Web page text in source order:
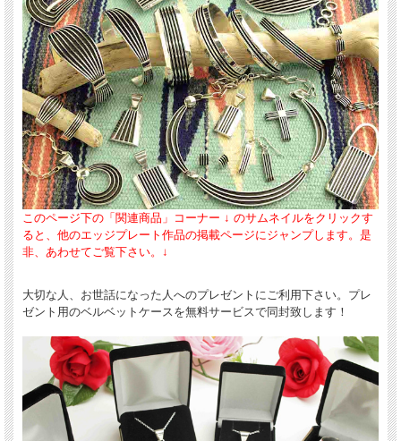
このページ下の「関連商品」コーナー ↓ のサムネイルをクリックす
ると、他のエッジプレート作品の掲載ページにジャンプします。是
非、あわせてご覧下さい。↓
大切な人、お世話になった人へのプレゼントにご利用下さい。プレ
ゼント用のベルベットケースを無料サービスで同封致します！